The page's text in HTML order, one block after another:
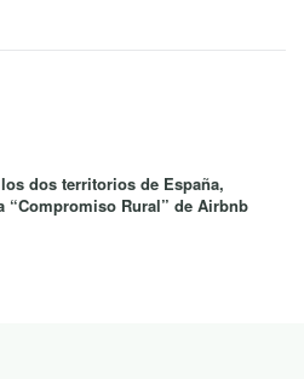
dos territorios de España,
“Compromiso Rural” de Airbnb